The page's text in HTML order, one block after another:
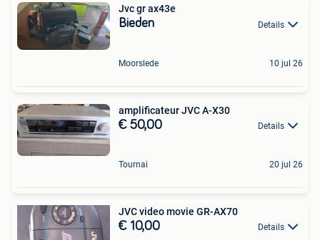
Jvc gr ax43e
Bieden Details
Moorslede 10 jul 26
amplificateur JVC A-X30
€ 50,00 Details
Tournai 20 jul 26
JVC video movie GR-AX70
€ 10,00 Details